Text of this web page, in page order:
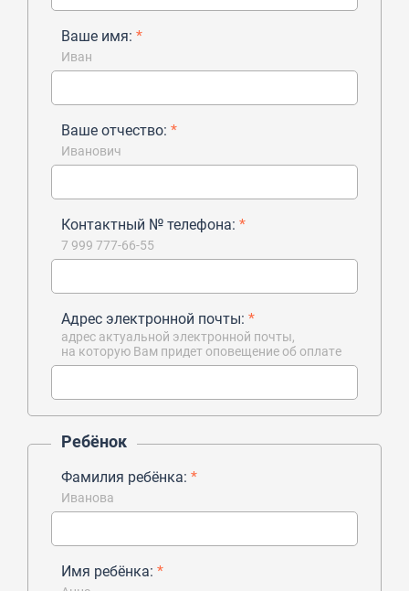
Ваше имя: *
Иван
Ваше отчество: *
Иванович
Контактный № телефона: *
7 999 777-66-55
Адрес электронной почты: *
адрес актуальной электронной почты,
на которую Вам придет оповещение об оплате
Ребёнок
Фамилия ребёнка: *
Иванова
Имя ребёнка: *